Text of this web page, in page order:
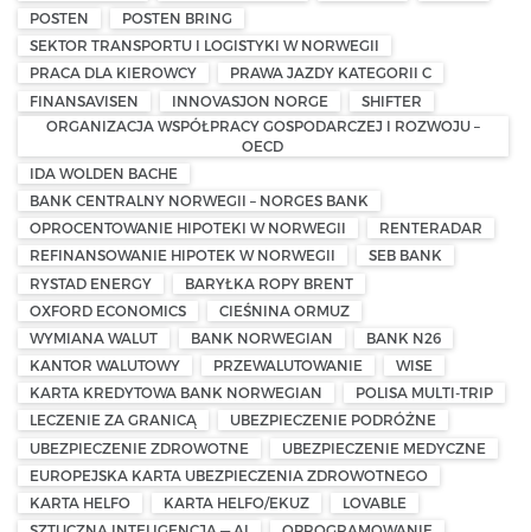
POSTEN
POSTEN BRING
SEKTOR TRANSPORTU I LOGISTYKI W NORWEGII
PRACA DLA KIEROWCY
PRAWA JAZDY KATEGORII C
FINANSAVISEN
INNOVASJON NORGE
SHIFTER
ORGANIZACJA WSPÓŁPRACY GOSPODARCZEJ I ROZWOJU –
OECD
IDA WOLDEN BACHE
BANK CENTRALNY NORWEGII – NORGES BANK
OPROCENTOWANIE HIPOTEKI W NORWEGII
RENTERADAR
REFINANSOWANIE HIPOTEK W NORWEGII
SEB BANK
RYSTAD ENERGY
BARYŁKA ROPY BRENT
OXFORD ECONOMICS
CIEŚNINA ORMUZ
WYMIANA WALUT
BANK NORWEGIAN
BANK N26
KANTOR WALUTOWY
PRZEWALUTOWANIE
WISE
KARTA KREDYTOWA BANK NORWEGIAN
POLISA MULTI-TRIP
LECZENIE ZA GRANICĄ
UBEZPIECZENIE PODRÓŻNE
UBEZPIECZENIE ZDROWOTNE
UBEZPIECZENIE MEDYCZNE
EUROPEJSKA KARTA UBEZPIECZENIA ZDROWOTNEGO
KARTA HELFO
KARTA HELFO/EKUZ
LOVABLE